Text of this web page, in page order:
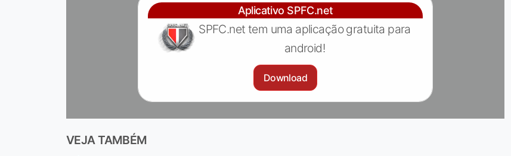
Aplicativo SPFC.net
SPFC.net tem uma aplicação gratuita para
android!
Download
VEJA TAMBÉM